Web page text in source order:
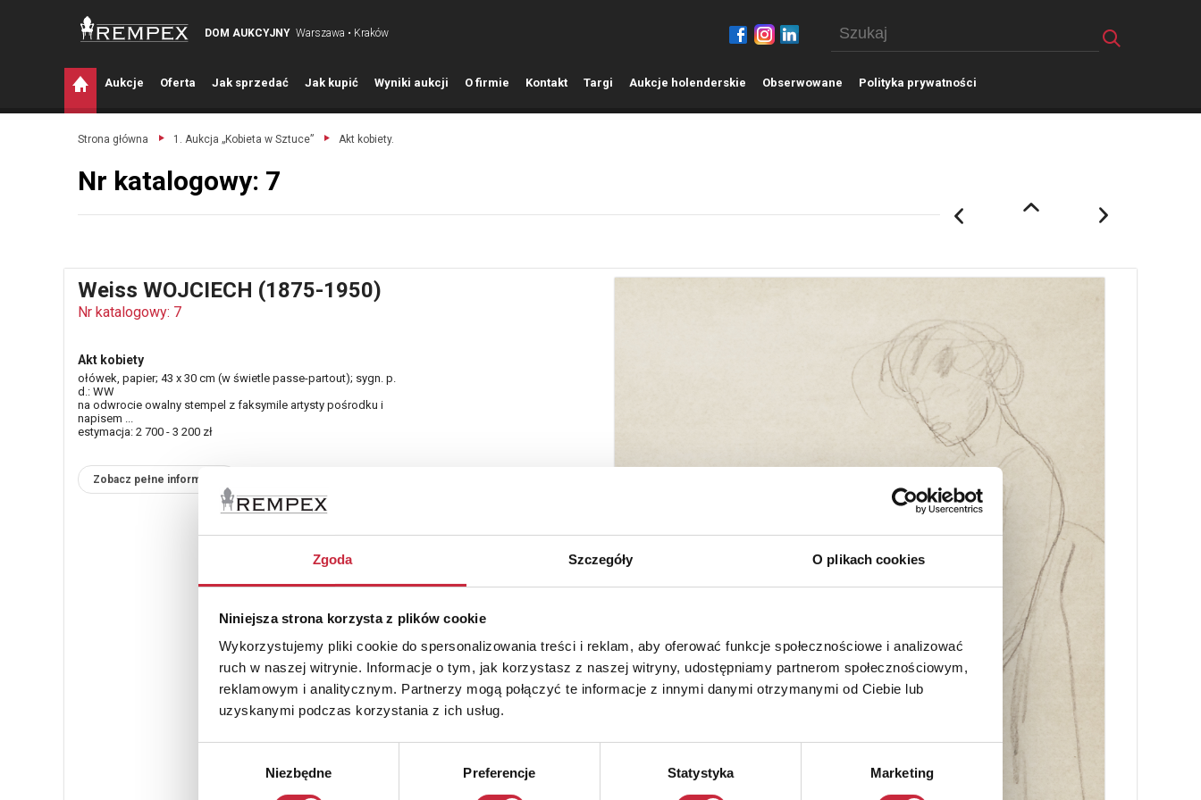
Zgoda Szczegóły O plikach cookies
Niniejsza strona korzysta z plików cookie
Wykorzystujemy pliki cookie do spersonalizowania treści i reklam, aby oferować funkcje społecznościowe i analizować
ruch w naszej witrynie. Informacje o tym, jak korzystasz z naszej witryny, udostępniamy partnerom społecznościowym,
reklamowym i analitycznym. Partnerzy mogą połączyć te informacje z innymi danymi otrzymanymi od Ciebie lub
uzyskanymi podczas korzystania z ich usług.
Niezbędne Preferencje Statystyka Marketing
DOM AUKCYJNY Warszawa • Kraków
Aukcje Oferta Jak sprzedać Jak kupić Wyniki aukcji O firmie Kontakt Targi Aukcje holenderskie Obserwowane Polityka prywatności
Strona główna 1. Aukcja „Kobieta w Sztuce” Akt kobiety.
Nr katalogowy: 7
Weiss WOJCIECH (1875-1950)
Nr katalogowy: 7
Akt kobiety
ołówek, papier; 43 x 30 cm (w świetle passe-partout); sygn. p.
d.: WW
na odwrocie owalny stempel z faksymile artysty pośrodku i
napisem ...
estymacja: 2 700 - 3 200 zł
Zobacz pełne informacje